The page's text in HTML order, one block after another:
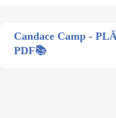
Candace Camp -
PDF📚